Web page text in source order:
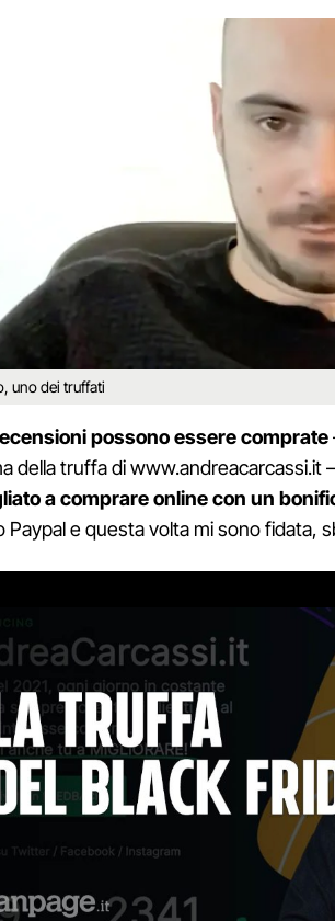
uno dei truffati
possono essere comprate
della truffa di www.andreacarcassi.it
a comprare online con un
Paypal e questa volta mi sono fidata,